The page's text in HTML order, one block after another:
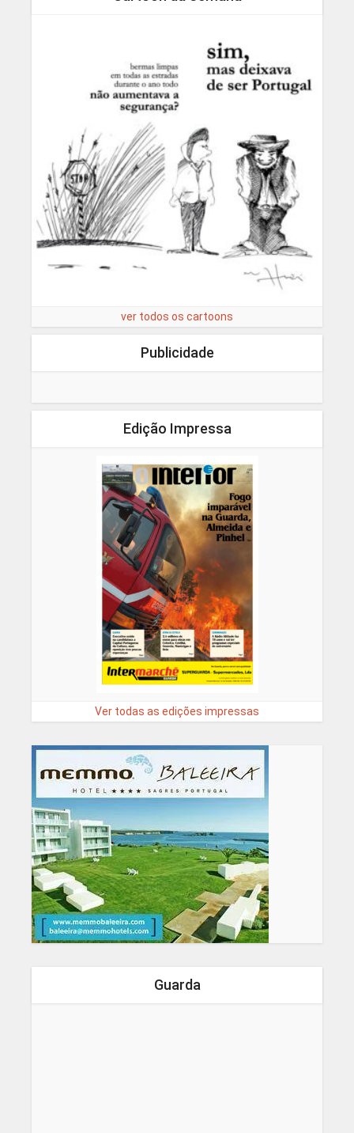
ver todos os cartoons
Publicidade
Edição Impressa
Ver todas as edições impressas
Guarda